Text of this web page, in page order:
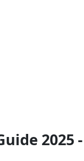
2025